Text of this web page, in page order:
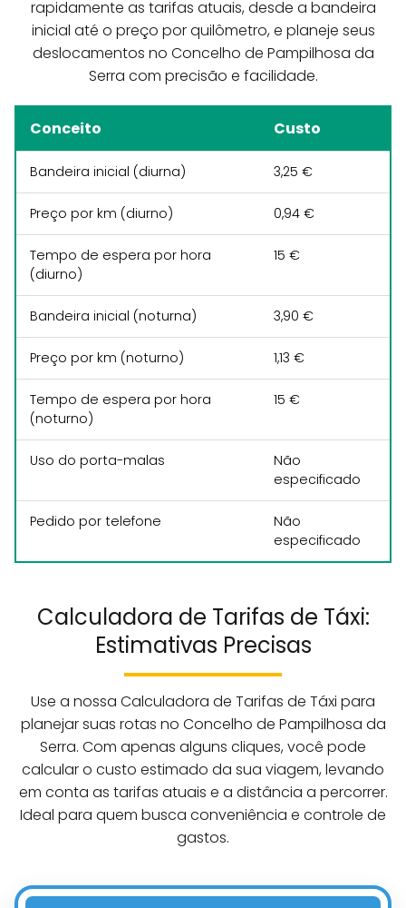
rapidamente as tarifas atuais, desde a bandeira
inicial até o preço por quilômetro, e planeje seus
deslocamentos no Concelho de Pampilhosa da
Serra com precisão e facilidade.
Conceito Custo
Bandeira inicial (diurna) 3,25 €
Preço por km (diurno) 0,94 €
Tempo de espera por hora
(diurno)
15 €
Bandeira inicial (noturna) 3,90 €
Preço por km (noturno) 1,13 €
Tempo de espera por hora
(noturno)
15 €
Uso do porta-malas
Não
especificado
Pedido por telefone
Não
especificado
Calculadora de Tarifas de Táxi:
Estimativas Precisas
Use a nossa Calculadora de Tarifas de Táxi para
planejar suas rotas no Concelho de Pampilhosa da
Serra. Com apenas alguns cliques, você pode
calcular o custo estimado da sua viagem, levando
em conta as tarifas atuais e a distância a percorrer.
Ideal para quem busca conveniência e controle de
gastos.